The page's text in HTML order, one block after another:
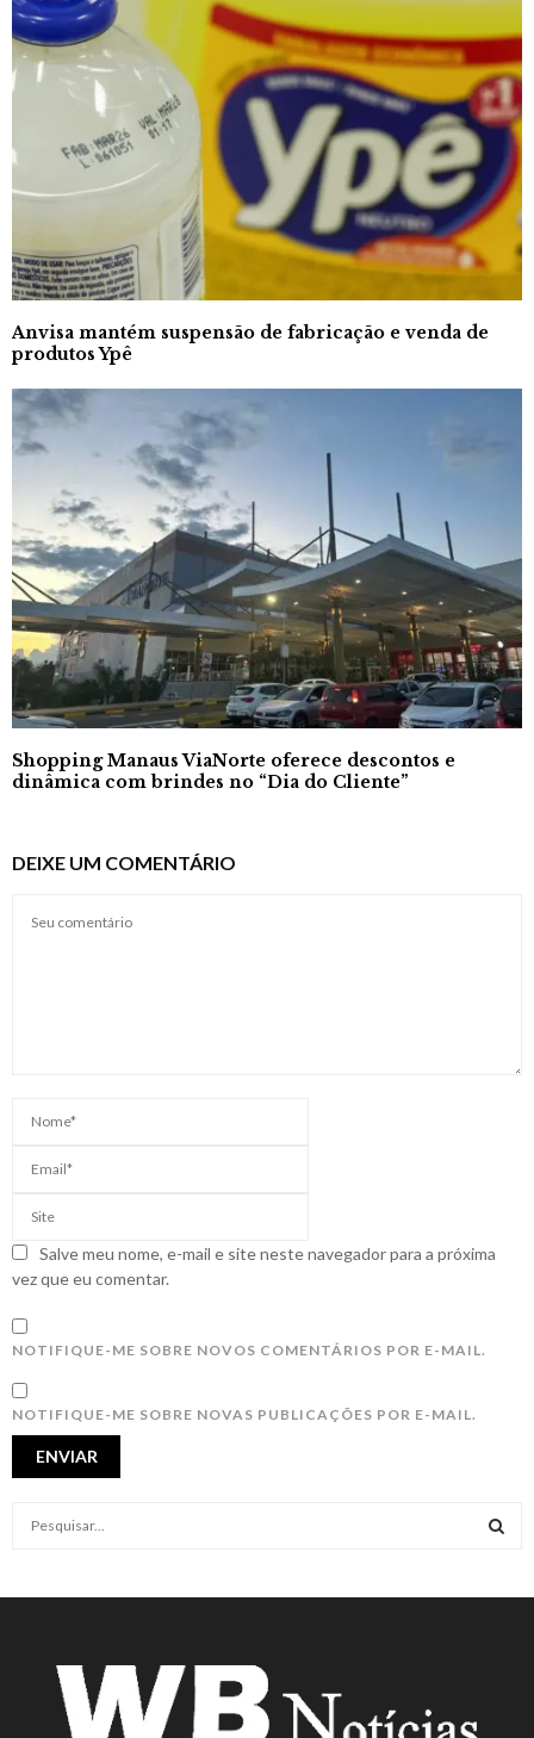
Anvisa mantém suspensão de fabricação e venda de
produtos Ypê
Shopping Manaus ViaNorte oferece descontos e
dinâmica com brindes no “Dia do Cliente”
DEIXE UM COMENTÁRIO
Salve meu nome, e-mail e site neste navegador para a próxima
vez que eu comentar.
NOTIFIQUE-ME SOBRE NOVOS COMENTÁRIOS POR E-MAIL.
NOTIFIQUE-ME SOBRE NOVAS PUBLICAÇÕES POR E-MAIL.